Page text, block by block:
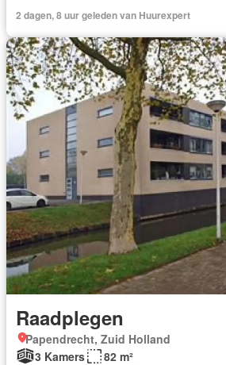
2 dagen, 8 uur geleden van Huurexpert
Raadplegen
Papendrecht, Zuid Holland
3 Kamers
82 m²